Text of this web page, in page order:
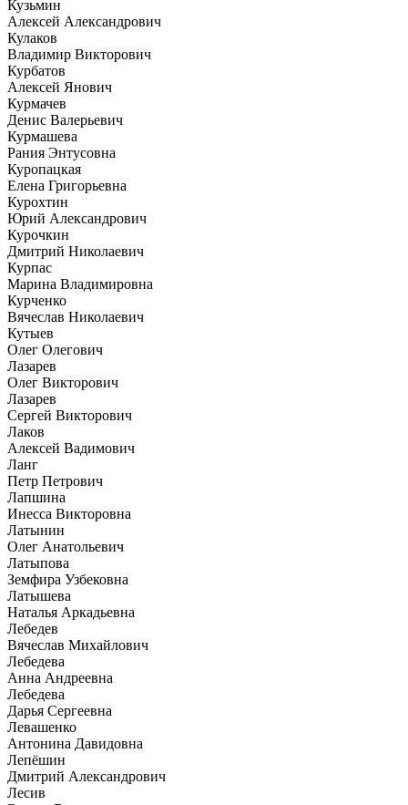
Кузьмин
Алексей Александрович
Кулаков
Владимир Викторович
Курбатов
Алексей Янович
Курмачев
Денис Валерьевич
Курмашева
Рания Энтусовна
Куропацкая
Елена Григорьевна
Курохтин
Юрий Александрович
Курочкин
Дмитрий Николаевич
Курпас
Марина Владимировна
Курченко
Вячеслав Николаевич
Кутыев
Олег Олегович
Лазарев
Олег Викторович
Лазарев
Сергей Викторович
Лаков
Алексей Вадимович
Ланг
Петр Петрович
Лапшина
Инесса Викторовна
Латынин
Олег Анатольевич
Латыпова
Земфира Узбековна
Латышева
Наталья Аркадьевна
Лебедев
Вячеслав Михайлович
Лебедева
Анна Андреевна
Лебедева
Дарья Сергеевна
Левашенко
Антонина Давидовна
Лепёшин
Дмитрий Александрович
Лесив